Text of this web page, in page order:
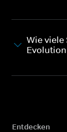
Wie viele
Entdecken